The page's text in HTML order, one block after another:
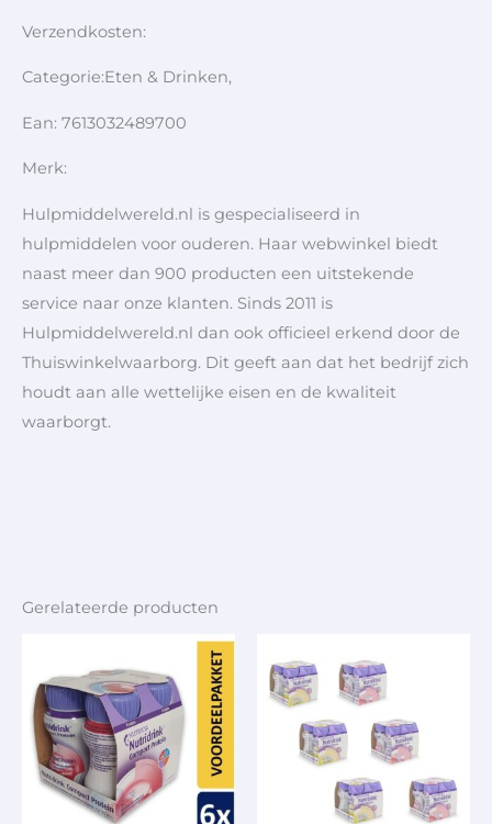
Verzendkosten:
Categorie:Eten & Drinken,
Ean: 7613032489700
Merk:
Hulpmiddelwereld.nl is gespecialiseerd in
hulpmiddelen voor ouderen. Haar webwinkel biedt
naast meer dan 900 producten een uitstekende
service naar onze klanten. Sinds 2011 is
Hulpmiddelwereld.nl dan ook officieel erkend door de
Thuiswinkelwaarborg. Dit geeft aan dat het bedrijf zich
houdt aan alle wettelijke eisen en de kwaliteit
waarborgt.
Gerelateerde producten